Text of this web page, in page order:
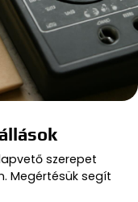
szerepet
Megértésük segít